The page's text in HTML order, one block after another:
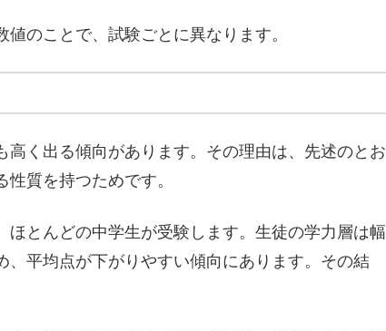
のことで、試験ごとに異なります。
く出る傾向があります。その理由は、先述のとお
質を持つためです。
とんどの中学生が受験します。生徒の学力層は幅
平均点が下がりやすい傾向にあります。その結